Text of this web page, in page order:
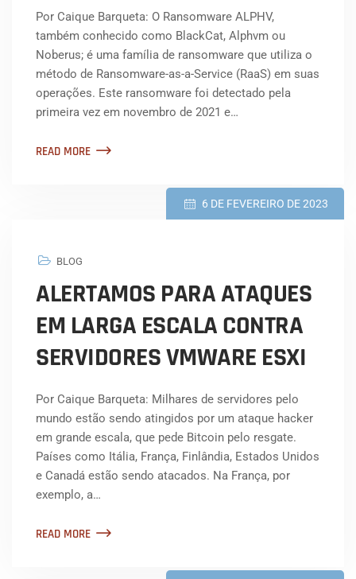
Por Caique Barqueta: O Ransomware ALPHV,
também conhecido como BlackCat, Alphvm ou
Noberus; é uma família de ransomware que utiliza o
método de Ransomware-as-a-Service (RaaS) em suas
operações. Este ransomware foi detectado pela
primeira vez em novembro de 2021 e…
READ MORE
6 DE FEVEREIRO DE 2023
BLOG
ALERTAMOS PARA ATAQUES
EM LARGA ESCALA CONTRA
SERVIDORES VMWARE ESXI
Por Caique Barqueta: Milhares de servidores pelo
mundo estão sendo atingidos por um ataque hacker
em grande escala, que pede Bitcoin pelo resgate.
Países como Itália, França, Finlândia, Estados Unidos
e Canadá estão sendo atacados. Na França, por
exemplo, a…
READ MORE